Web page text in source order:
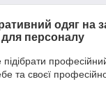
одяг на
персоналу
та своєї